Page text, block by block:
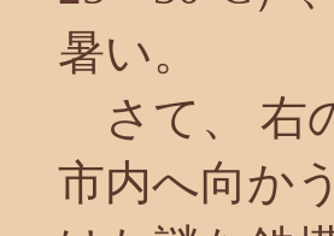
暑い。
さて、 右
市内へ向か